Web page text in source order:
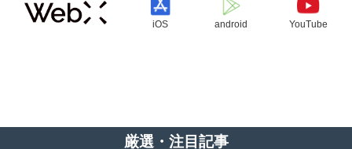
iOS android YouTube
厳選・注目記事